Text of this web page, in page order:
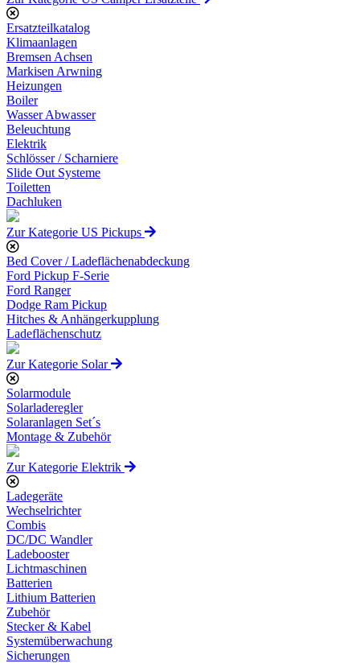
Ersatzteilkatalog
Klimaanlagen
Bremsen Achsen
Markisen Arwning
Heizungen
Boiler
Wasser Abwasser
Beleuchtung
Elektrik
Schlösser / Scharniere
Slide Out Systeme
Toiletten
Dachluken
Zur Kategorie US Pickups
Bed Cover / Ladeflächenabdeckung
Ford Pickup F-Serie
Ford Ranger
Dodge Ram Pickup
Hitches & Anhängerkupplung
Ladeflächenschutz
Zur Kategorie Solar
Solarmodule
Solarladeregler
Solaranlagen Set´s
Montage & Zubehör
Zur Kategorie Elektrik
Ladegeräte
Wechselrichter
Combis
DC/DC Wandler
Ladebooster
Lichtmaschinen
Batterien
Lithium Batterien
Zubehör
Stecker & Kabel
Systemüberwachung
Sicherungen